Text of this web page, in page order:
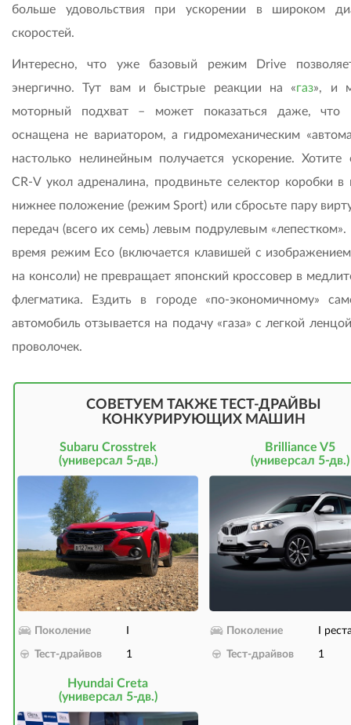
больше удовольствия при ускорении в широком
скоростей.
Интересно, что уже базовый режим Drive
энергично. Тут вам и быстрые реакции на «газ», и
моторный подхват – может показаться даже, что
оснащена не вариатором, а гид­ромеханическим
настолько нелинейным получается ускорение. Хотите
CR-V укол адреналина, продвиньте селектор коробки в
нижнее положение (режим Sport) или сбросьте пару
передач (всего их семь) левым подрулевым
время режим Eco (включается клавишей с
на консоли) не превращает японский кроссовер в
флегматика. Ездить в городе «по-экономичному»
автомобиль отзывается на подачу «газа» с легкой
проволочек.
СОВЕТУЕМ ТАКЖЕ ТЕСТ-ДРАЙВЫ
КОНКУРИРУЮЩИХ МАШИН
Subaru Crosstrek
(универсал 5-дв.)
Поколение
Тест-драйвов 1
Brilliance V5
(универсал 5-дв.)
Поколение I
Тест-драйвов 1
Hyundai Creta
(универсал 5-дв.)